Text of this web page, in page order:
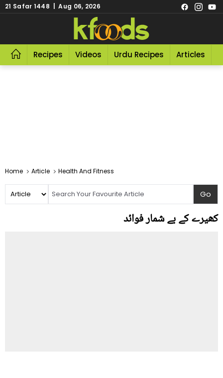
21 Safar 1448 | Aug 06, 2026
Recipes Videos Urdu Recipes Articles
Home Article Health And Fitness
کھیرے کے بے شمار فوائد